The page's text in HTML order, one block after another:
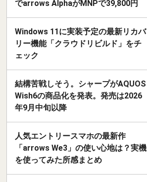
でarrows AlphaがMNPで39,800円
Windows 11に実装予定の最新リカバ
リー機能「クラウドリビルド」をチ
ェック
結構苦戦しそう。シャープがAQUOS
Wish6の商品化を発表。発売は2026
年9月中旬以降
人気エントリースマホの最新作
「arrows We3」の使い心地は？実機
を使ってみた所感まとめ